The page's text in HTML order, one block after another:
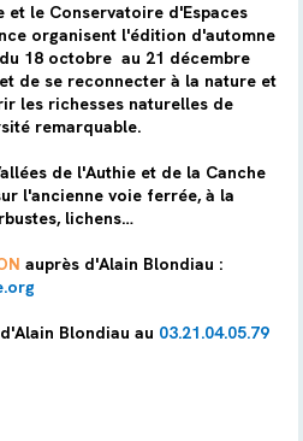
et le Conservatoire d'Espaces
organisent l'édition d'automne
18 octobre au 21 décembre
de se reconnecter à la nature et
les richesses naturelles de
remarquable.
de l'Authie et de la Canche
l'ancienne voie ferrée, à la
lichens…
auprès d'Alain Blondiau :
Blondiau au 03.21.04.05.79